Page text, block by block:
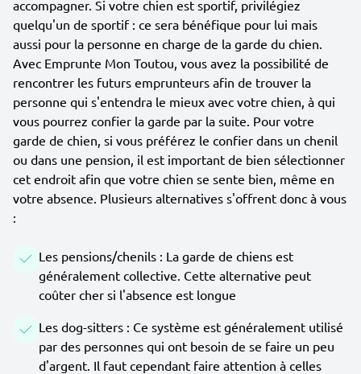
accompagner. Si votre chien est sportif, privilégiez
quelqu'un de sportif : ce sera bénéfique pour lui mais
aussi pour la personne en charge de la garde du chien.
Avec Emprunte Mon Toutou, vous avez la possibilité de
rencontrer les futurs emprunteurs afin de trouver la
personne qui s'entendra le mieux avec votre chien, à qui
vous pourrez confier la garde par la suite. Pour votre
garde de chien, si vous préférez le confier dans un chenil
ou dans une pension, il est important de bien sélectionner
cet endroit afin que votre chien se sente bien, même en
votre absence. Plusieurs alternatives s'offrent donc à vous
:
Les pensions/chenils : La garde de chiens est
généralement collective. Cette alternative peut
coûter cher si l'absence est longue
Les dog-sitters : Ce système est généralement utilisé
par des personnes qui ont besoin de se faire un peu
d'argent. Il faut cependant faire attention à celles